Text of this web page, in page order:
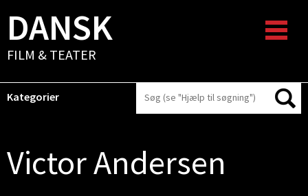
DANSK
FILM & TEATER
Kategorier
Victor Andersen